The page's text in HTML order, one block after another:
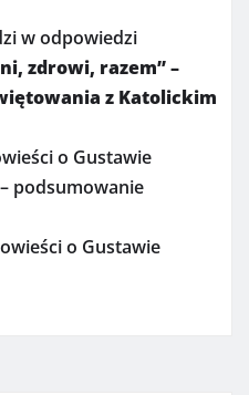
w odpowiedzi
zdrowi, razem” –
z Katolickim
o Gustawie
podsumowanie
o Gustawie